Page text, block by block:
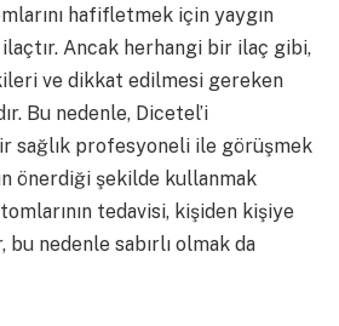
hafifletmek için yaygın
Ancak herhangi bir ilaç gibi,
ve dikkat edilmesi gereken
Bu nedenle, Dicetel’i
sağlık profesyoneli ile görüşmek
önerdiği şekilde kullanmak
tedavisi, kişiden kişiye
nedenle sabırlı olmak da